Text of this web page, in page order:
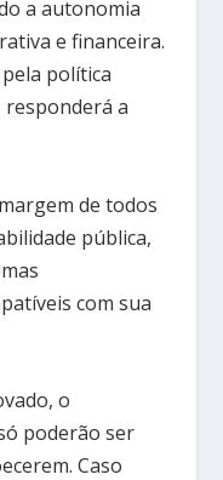
a autonomia
e financeira.
política
responderá a
de todos
pública,
com sua
o
poderão ser
Caso